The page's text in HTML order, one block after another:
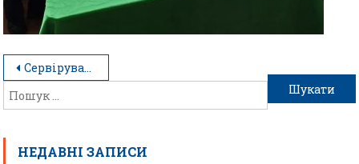
Сервірування як мова гостинності
НЕДАВНІ ЗАПИСИ